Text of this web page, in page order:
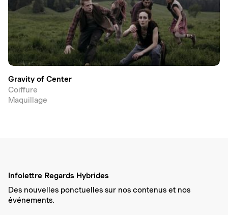
Gravity of Center
Coiffure
Maquillage
Infolettre Regards Hybrides
Des nouvelles ponctuelles sur nos contenus et nos
événements.